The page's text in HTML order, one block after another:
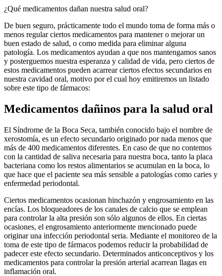
¿Qué medicamentos dañan nuestra salud oral?
De buen seguro, prácticamente todo el mundo toma de forma más o
menos regular ciertos medicamentos para mantener o mejorar un
buen estado de salud, o como medida para eliminar alguna
patología. Los medicamentos ayudan a que nos mantengamos sanos
y posterguemos nuestra esperanza y calidad de vida, pero ciertos de
estos medicamentos pueden acarrear ciertos efectos secundarios en
nuestra cavidad oral, motivo por el cual hoy emitiremos un listado
sobre este tipo de fármacos:
Medicamentos dañinos para la salud oral
El Síndrome de la Boca Seca, también conocido bajo el nombre de
xerostomía, es un efecto secundario originado por nada menos que
más de 400 medicamentos diferentes. En caso de que no contemos
con la cantidad de saliva necesaria para nuestra boca, tanto la placa
bacteriana como los restos alimentarios se acumulan en la boca, lo
que hace que el paciente sea más sensible a patologías como caries y
enfermedad periodontal.
Ciertos medicamentos ocasionan hinchazón y engrosamiento en las
encías. Los bloqueadores de los canales de calcio que se emplean
para controlar la alta presión son sólo algunos de ellos. En ciertas
ocasiones, el engrosamiento anteriormente mencionado puede
originar una infección periodontal seria. Mediante el monitoreo de la
toma de este tipo de fármacos podemos reducir la probabilidad de
padecer este efecto secundario. Determinados anticonceptivos y los
medicamentos para controlar la presión arterial acarrean llagas en
inflamación oral.